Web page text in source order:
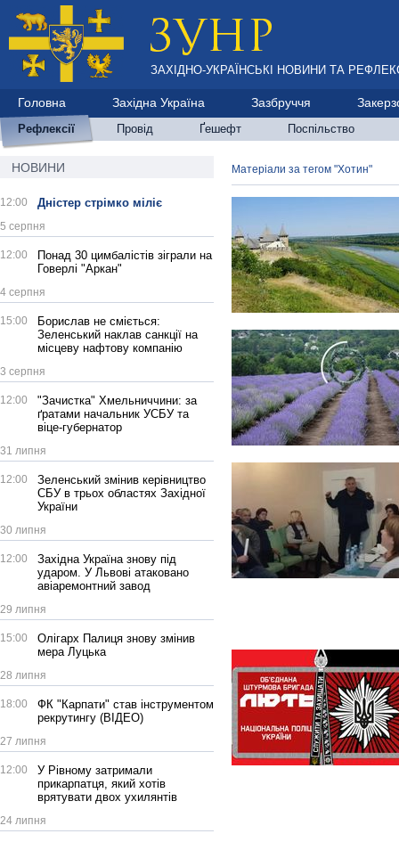
ЗАХІДНО-УКРАЇНСЬКІ НОВИНИ ТА
Головна Західна Україна Зазбруччя
Рефлексії Провід Ґешефт Поспільство
НОВИНИ
12:00 Дністер стрімко міліє
5 серпня
12:00
Понад 30 цимбалістів зіграли на
Говерлі "Аркан"
4 серпня
15:00
Борислав не сміється:
Зеленський наклав санкції на
місцеву нафтову компанію
3 серпня
12:00
"Зачистка" Хмельниччини: за
ґратами начальник УСБУ та
віце-губернатор
31 липня
12:00
Зеленський змінив керівництво
СБУ в трьох областях Західної
України
30 липня
12:00
Західна Україна знову під
ударом. У Львові атаковано
авіаремонтний завод
29 липня
15:00
Олігарх Палиця знову змінив
мера Луцька
28 липня
18:00
ФК "Карпати" став інструментом
рекрутингу (ВІДЕО)
27 липня
12:00
У Рівному затримали
прикарпатця, який хотів
врятувати двох ухилянтів
24 липня
Матеріали за тегом "Хотин"